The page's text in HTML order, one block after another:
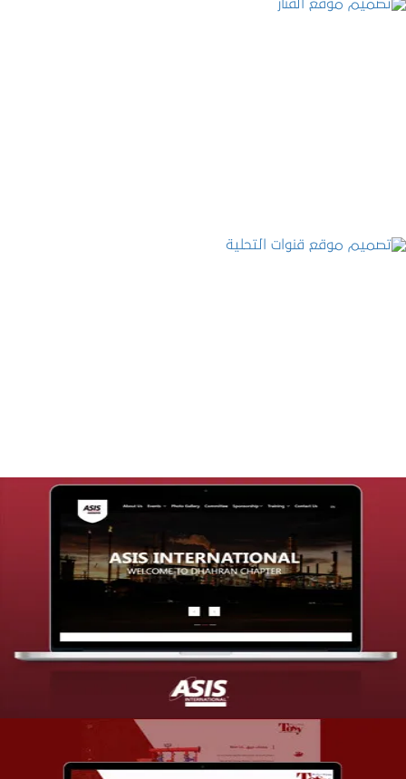
تصميم موقع شركة asis
التفاصيل